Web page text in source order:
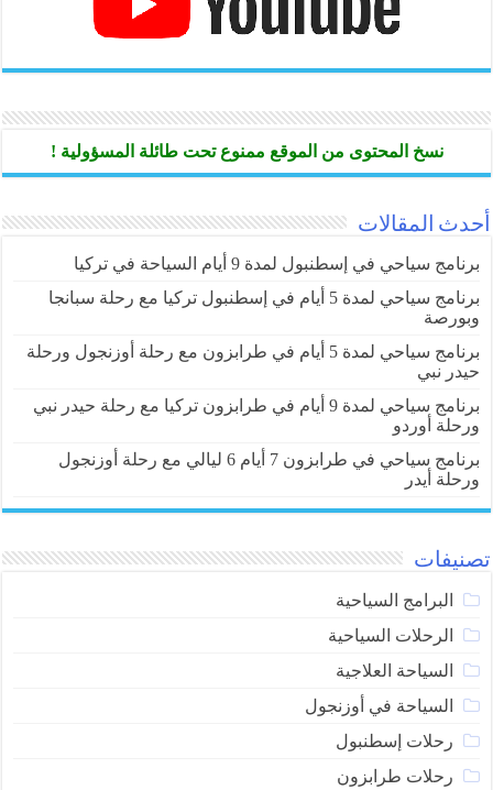
نسخ المحتوى من الموقع ممنوع تحت طائلة المسؤولية !
أحدث المقالات
برنامج سياحي في إسطنبول لمدة 9 أيام السياحة في تركيا
برنامج سياحي لمدة 5 أيام في إسطنبول تركيا مع رحلة سبانجا
وبورصة
برنامج سياحي لمدة 5 أيام في طرابزون مع رحلة أوزنجول ورحلة
حيدر نبي
برنامج سياحي لمدة 9 أيام في طرابزون تركيا مع رحلة حيدر نبي
ورحلة أوردو
برنامج سياحي في طرابزون 7 أيام 6 ليالي مع رحلة أوزنجول
ورحلة أيدر
تصنيفات
البرامج السياحية
الرحلات السياحية
السياحة العلاجية
السياحة في أوزنجول
رحلات إسطنبول
رحلات طرابزون